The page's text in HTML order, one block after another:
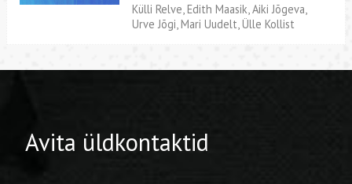
Külli Relve, Edith Maasik, Aiki Jõgeva,
Urve Jõgi, Mari Uudelt, Ülle Kollist
Avita üldkontaktid